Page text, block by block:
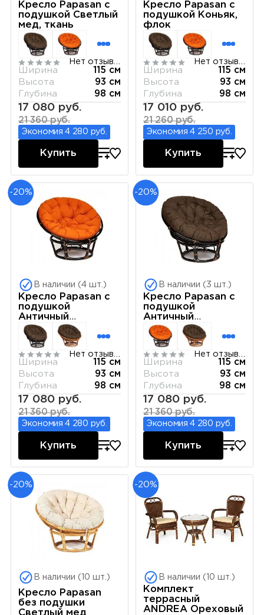
Кресло Papasan с
подушкой Светлый
мед, ткань
Нет отзывов
Ширина
115 см
Высота
93 см
Глубина
98 см
17 080 руб.
21 360 руб.
Экономия 4 280 руб.
Купить
Кресло Papasan с
подушкой Коньяк,
флок
Нет отзывов
Ширина
115 см
Высота
93 см
Глубина
98 см
17 010 руб.
21 260 руб.
Экономия 4 250 руб.
Купить
-20%
В наличии (4 шт.)
Кресло Papasan с
подушкой
Античный
коричневый, ткань
Ширина
115 см
Высота
93 см
Глубина
98 см
17 080 руб.
21 360 руб.
Экономия 4 280 руб.
Купить
-20%
В наличии (3 шт.)
Кресло Papasan с
подушкой
Античный
коричневый
Ширина
115 см
Высота
93 см
Глубина
98 см
17 080 руб.
21 360 руб.
Экономия 4 280 руб.
Купить
-20%
В наличии (10 шт.)
Кресло Papasan
без подушки
Светлый мед
-20%
В наличии (10 шт.)
Комплект
террасный
ANDREA Ореховый